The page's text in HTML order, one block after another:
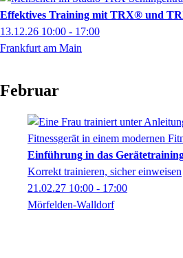
Effektives Training mit TRX® und
13.12.26 10:00 - 17:00
Frankfurt am Main
Februar
Einführung in das
Korrekt trainieren, sicher einweisen
21.02.27 10:00 - 17:00
Mörfelden-Walldorf